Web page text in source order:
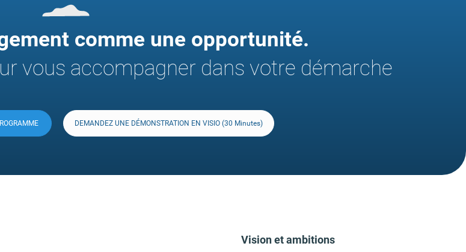
comme une opportunité.
vous accompagner dans votre démarche
DEMANDEZ UNE DÉMONSTRATION EN VISIO (30 Minutes)
Vision et ambitions